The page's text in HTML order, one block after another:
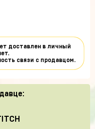
доставлен в личный
связи с продавцом.